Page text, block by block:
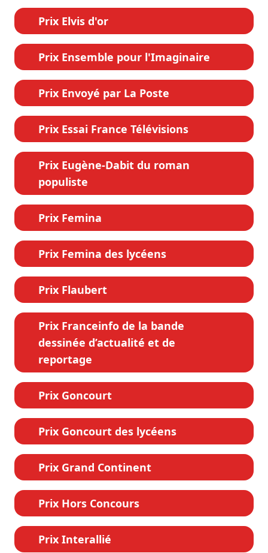
Prix Elvis d'or
Prix Ensemble pour l'Imaginaire
Prix Envoyé par La Poste
Prix Essai France Télévisions
Prix Eugène-Dabit du roman
populiste
Prix Femina
Prix Femina des lycéens
Prix Flaubert
Prix Franceinfo de la bande
dessinée d’actualité et de
reportage
Prix Goncourt
Prix Goncourt des lycéens
Prix Grand Continent
Prix Hors Concours
Prix Interallié